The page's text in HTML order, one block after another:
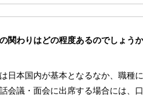
関わりはどの程度あるのでしょうか
日本国内が基本となるなか、職種
会議・面会に出席する場合には、